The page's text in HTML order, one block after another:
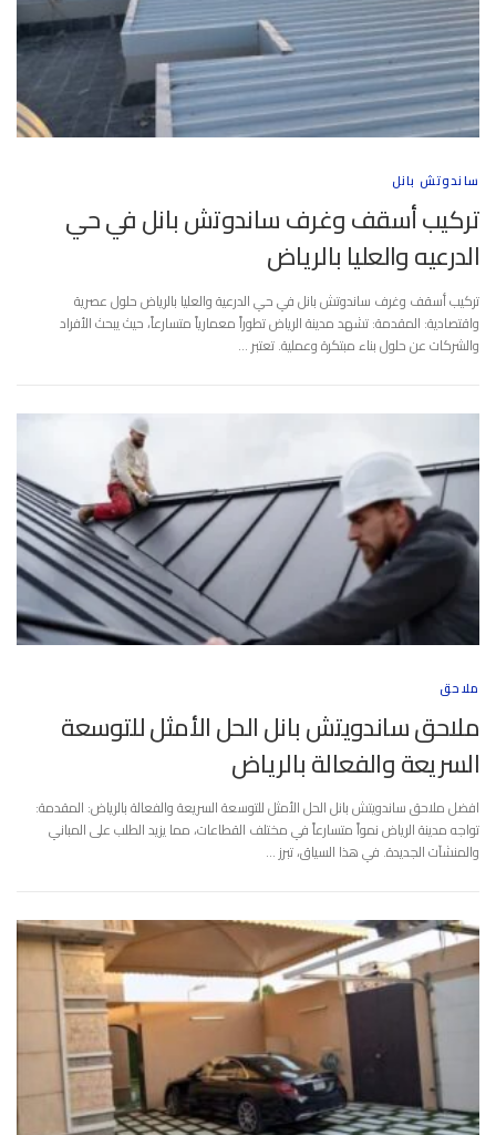
ساندوتش بانل
تركيب أسقف وغرف ساندوتش بانل في حي
الدرعيه والعليا بالرياض
تركيب أسقف وغرف ساندوتش بانل في حي الدرعية والعليا بالرياض حلول عصرية
واقتصادية: المقدمة: تشهد مدينة الرياض تطوراً معمارياً متسارعاً، حيث يبحث الأفراد
والشركات عن حلول بناء مبتكرة وعملية. تعتبر …
ملاحق
ملاحق ساندويتش بانل الحل الأمثل للتوسعة
السريعة والفعالة بالرياض
افضل ملاحق ساندويتش بانل الحل الأمثل للتوسعة السريعة والفعالة بالرياض: المقدمة:
تواجه مدينة الرياض نمواً متسارعاً في مختلف القطاعات، مما يزيد الطلب على المباني
والمنشآت الجديدة. في هذا السياق، تبرز …